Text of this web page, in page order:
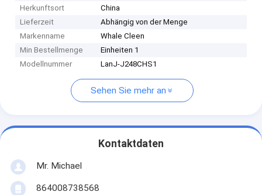
Herkunftsort
China
Lieferzeit
Abhängig von der Menge
Markenname
Whale Cleen
Min Bestellmenge
Einheiten 1
Modellnummer
LanJ-J248CHS1
Sehen Sie mehr an
Kontaktdaten
Mr. Michael
864008738568